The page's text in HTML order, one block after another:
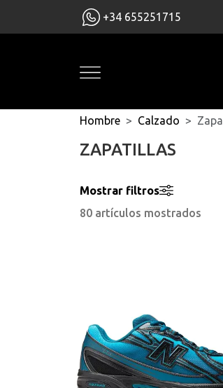
+34 655251715
Hombre Calzado
ZAPATILLAS
Mostrar filtros
80 artículos mostrados